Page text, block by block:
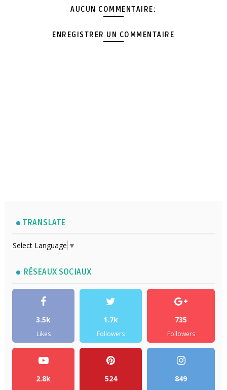
AUCUN COMMENTAIRE:
ENREGISTRER UN COMMENTAIRE
TRANSLATE
Select Language ▼
RÉSEAUX SOCIAUX
3.5k
Likes
1.7k
Followers
735
Followers
2.8k 524 849